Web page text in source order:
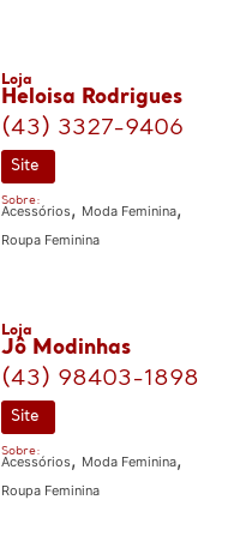
Loja
Heloisa Rodrigues
(43) 3327-9406
Site
Sobre:
Acessórios, Moda Feminina,
Roupa Feminina
Loja
Jô Modinhas
(43) 98403-1898
Site
Sobre:
Acessórios, Moda Feminina,
Roupa Feminina